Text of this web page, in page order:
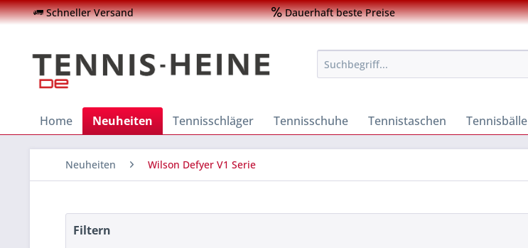
Schneller Versand Dauerhaft beste Preise
Home Neuheiten Tennisschläger Tennisschuhe Tennistaschen Tennisbälle
Neuheiten Wilson Defyer V1 Serie
Filtern